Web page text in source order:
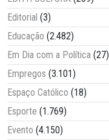
Editorial (3)
Educação (2.482)
Em Dia com a Política (27)
Empregos (3.101)
Espaço Católico (18)
Esporte (1.769)
Evento (4.150)